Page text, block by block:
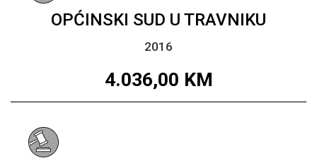
OPĆINSKI SUD U TRAVNIKU
2016
4.036,00 KM